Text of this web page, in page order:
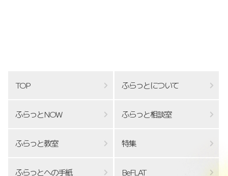
TOP ふらっとについて
ふらっとNOW ふらっと相談室
ふらっと教室 特集
ふらっとへの手紙 BeFLAT